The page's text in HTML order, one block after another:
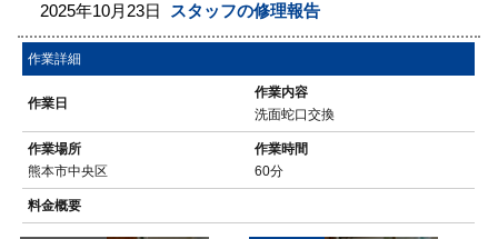
2025年10月23日 スタッフの修理報告
作業詳細
作業日
作業内容
洗面蛇口交換
作業場所
熊本市中央区
作業時間
60分
料金概要